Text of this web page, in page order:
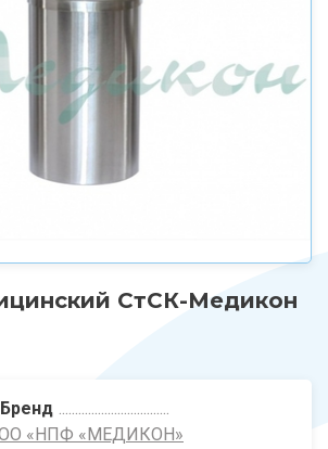
СтСК-Медикон
Бренд
«НПФ «МЕДИКОН»